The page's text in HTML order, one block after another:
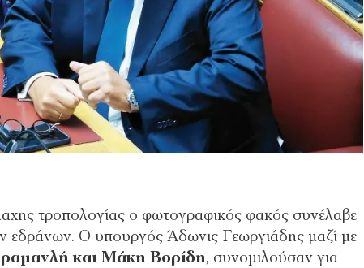
τροπολογίας ο φωτογραφικός φακός συνέλαβε
εδράνων. Ο υπουργός Άδωνις Γεωργιάδης μαζί με
και Μάκη Βορίδη, συνομιλούσαν για